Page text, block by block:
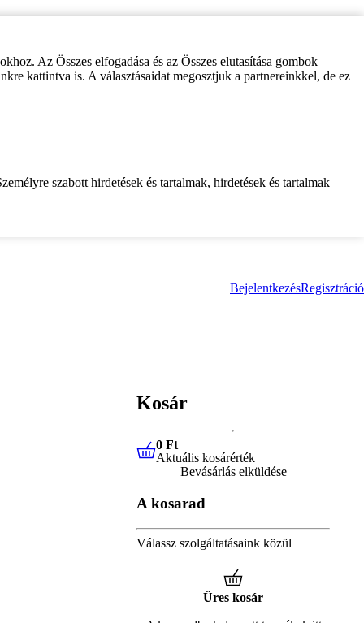
Az Összes elfogadása és az Összes elutasítása gombok
kattintva is. A választásaidat megosztjuk a partnereinkkel, de ez
szabott hirdetések és tartalmak, hirdetések és tartalmak
BejelentkezésRegisztráció
Kosár
0 FtAktuális kosárérték
0 Ft
Aktuális kosárérték
Bevásárlás elküldése
A kosarad
Válassz szolgáltatásaink közül
Üres kosár